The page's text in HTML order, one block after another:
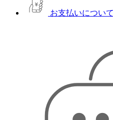
お支払いについて